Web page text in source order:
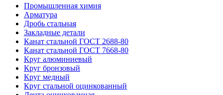
Промышленная химия
Арматура
Дробь стальная
Закладные детали
Канат стальной ГОСТ 2688-80
Канат стальной ГОСТ 7668-80
Круг алюминиевый
Круг бронзовый
Круг медный
Круг стальной оцинкованный